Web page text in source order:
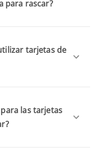
para rascar?
tarjetas de
las tarjetas